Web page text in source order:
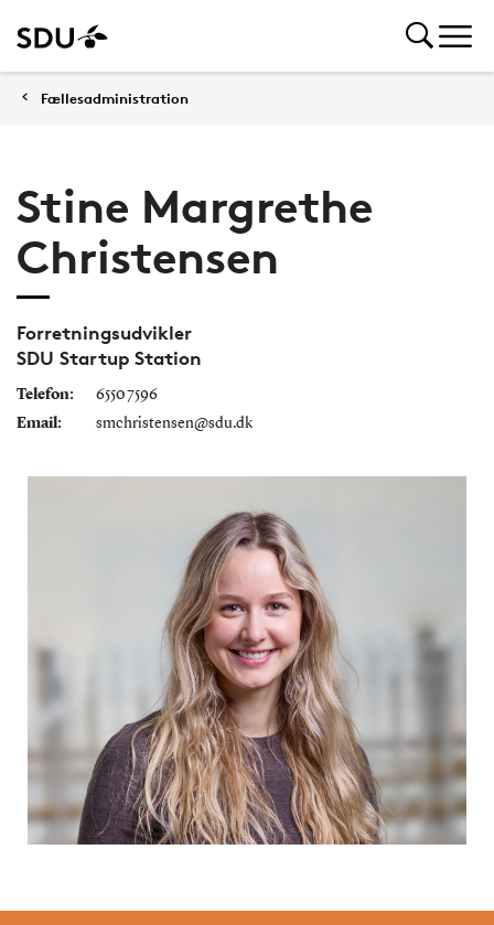
Fællesadministration
Stine Margrethe
Christensen
Forretningsudvikler
SDU Startup Station
Telefon:
6550 7596
Email:
smchristensen@sdu.dk